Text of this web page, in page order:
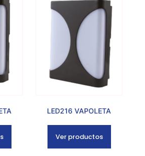
LED216 VAPOLETA
Ver productos